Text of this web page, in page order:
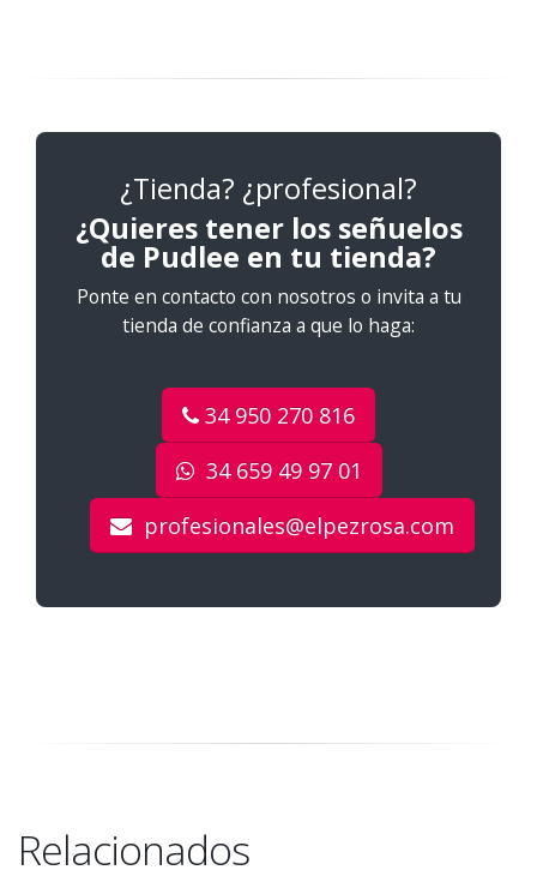
¿Tienda? ¿profesional?
¿Quieres tener los señuelos
de Pudlee en tu tienda?
Ponte en contacto con nosotros o invita a tu
tienda de confianza a que lo haga:
34 950 270 816
34 659 49 97 01
profesionales@elpezrosa.com
Relacionados